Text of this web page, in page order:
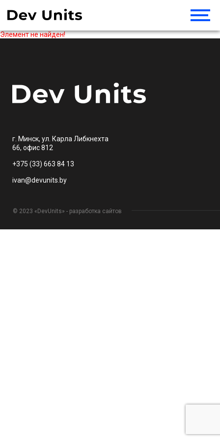
Элемент не найден!
г. Минск, ул. Карла Либкнехта
66, офис 812
+375 (33) 663 84 13
ivan@devunits.by
© 2023 «DevUnits» - разработка сайтов